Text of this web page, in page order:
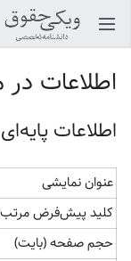
باز کردن منو اصلی
اطلاعات
اطلاعات پایه‌ای
عنوان نمایشی
کلید پیش‌فرض
حجم صفحه (بایت)